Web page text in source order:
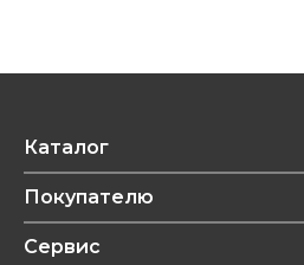
Каталог
Приготовление напитков
Техника для кухни
Покупателю
Обзоры
Сервис